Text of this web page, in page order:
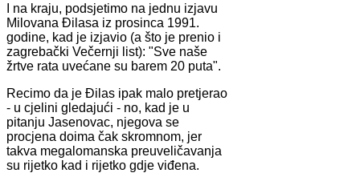
I na kraju, podsjetimo na jednu izjavu
Milovana Đilasa iz prosinca 1991.
godine, kad je izjavio (a što je prenio i
zagrebački Večernji list): "Sve naše
žrtve rata uvećane su barem 20 puta".
Recimo da je Đilas ipak malo pretjerao
- u cjelini gledajući - no, kad je u
pitanju Jasenovac, njegova se
procjena doima čak skromnom, jer
takva megalomanska preuveličavanja
su rijetko kad i rijetko gdje viđena.